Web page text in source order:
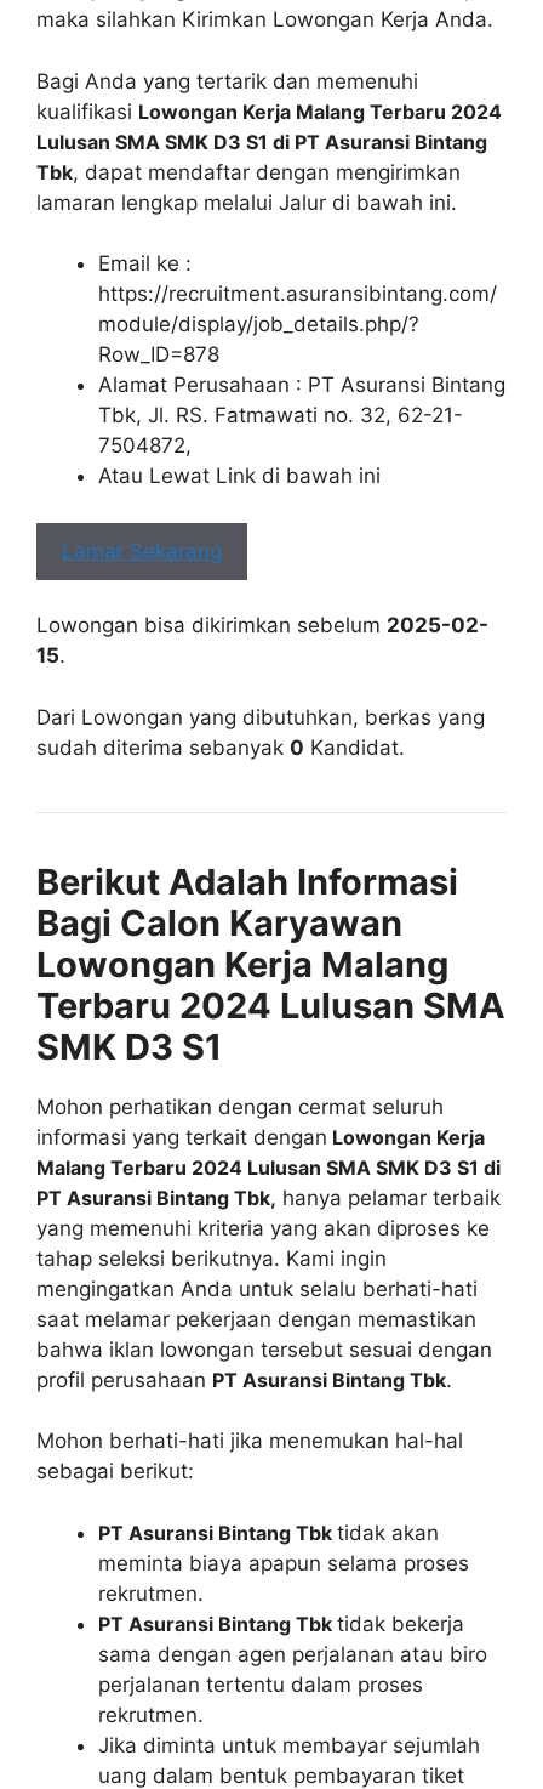
maka silahkan Kirimkan Lowongan Kerja Anda.
Bagi Anda yang tertarik dan memenuhi
kualifikasi Lowongan Kerja Malang Terbaru 2024
Lulusan SMA SMK D3 S1 di PT Asuransi Bintang
Tbk, dapat mendaftar dengan mengirimkan
lamaran lengkap melalui Jalur di bawah ini.
Email ke :
https://recruitment.asuransibintang.com/
module/display/job_details.php/?
Row_ID=878
Alamat Perusahaan : PT Asuransi Bintang
Tbk, Jl. RS. Fatmawati no. 32, 62-21-
7504872,
Atau Lewat Link di bawah ini
Lamar Sekarang
Lowongan bisa dikirimkan sebelum 2025-02-
15.
Dari Lowongan yang dibutuhkan, berkas yang
sudah diterima sebanyak 0 Kandidat.
Berikut Adalah Informasi
Bagi Calon Karyawan
Lowongan Kerja Malang
Terbaru 2024 Lulusan SMA
SMK D3 S1
Mohon perhatikan dengan cermat seluruh
informasi yang terkait dengan Lowongan Kerja
Malang Terbaru 2024 Lulusan SMA SMK D3 S1 di
PT Asuransi Bintang Tbk, hanya pelamar terbaik
yang memenuhi kriteria yang akan diproses ke
tahap seleksi berikutnya. Kami ingin
mengingatkan Anda untuk selalu berhati-hati
saat melamar pekerjaan dengan memastikan
bahwa iklan lowongan tersebut sesuai dengan
profil perusahaan PT Asuransi Bintang Tbk.
Mohon berhati-hati jika menemukan hal-hal
sebagai berikut:
PT Asuransi Bintang Tbk tidak akan
meminta biaya apapun selama proses
rekrutmen.
PT Asuransi Bintang Tbk tidak bekerja
sama dengan agen perjalanan atau biro
perjalanan tertentu dalam proses
rekrutmen.
Jika diminta untuk membayar sejumlah
uang dalam bentuk pembayaran tiket